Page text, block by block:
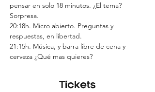
pensar en solo 18 minutos. ¿El tema?
Sorpresa.
20:18h. Micro abierto. Preguntas y
respuestas, en libertad.
21:15h. Música, y barra libre de cena y
cerveza ¿Qué mas quieres?
Tickets